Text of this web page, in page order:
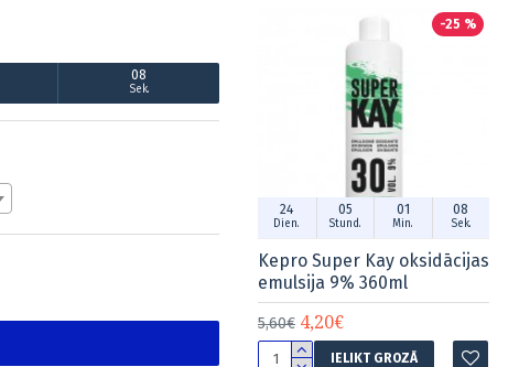
07
Sek.
5,60€ 4,20€
-25 %
24
Dien.
05
Stund.
01
Min.
07
Sek.
Kepro Super Kay oksidācijas
emulsija 9% 360ml
5,60€ 4,20€
IELIKT GROZĀ